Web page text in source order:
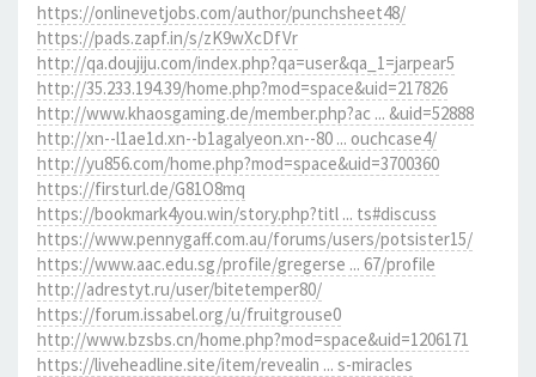
https://onlinevetjobs.com/author/punchsheet48/
https://pads.zapf.in/s/zK9wXcDfVr
http://qa.doujiju.com/index.php?qa=user&qa_1=jarpear5
http://35.233.194.39/home.php?mod=space&uid=217826
http://www.khaosgaming.de/member.php?ac ... &uid=52888
http://xn--l1ae1d.xn--b1agalyeon.xn--80 ... ouchcase4/
http://yu856.com/home.php?mod=space&uid=3700360
https://firsturl.de/G81O8mq
https://bookmark4you.win/story.php?titl ... ts#discuss
https://www.pennygaff.com.au/forums/users/potsister15/
https://www.aac.edu.sg/profile/gregerse ... 67/profile
http://adrestyt.ru/user/bitetemper80/
https://forum.issabel.org/u/fruitgrouse0
http://www.bzsbs.cn/home.php?mod=space&uid=1206171
https://liveheadline.site/item/revealin ... s-miracles